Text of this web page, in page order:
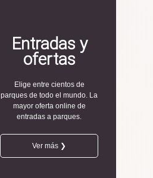
Entradas y
ofertas
Elige entre cientos de
parques de todo el mundo. La
mayor oferta online de
entradas a parques.
Ver más ❯